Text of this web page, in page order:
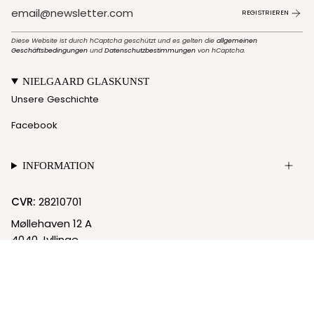
REGISTRIEREN
Diese Website ist durch hCaptcha geschützt und es gelten die allgemeinen
Geschäftsbedingungen undDatenschutzbestimmungen von hCaptcha.
NIELGAARD GLASKUNST
Unsere Geschichte
Facebook
INFORMATION
CVR: 28210701
Møllehaven 12 A
4040 Jyllinge